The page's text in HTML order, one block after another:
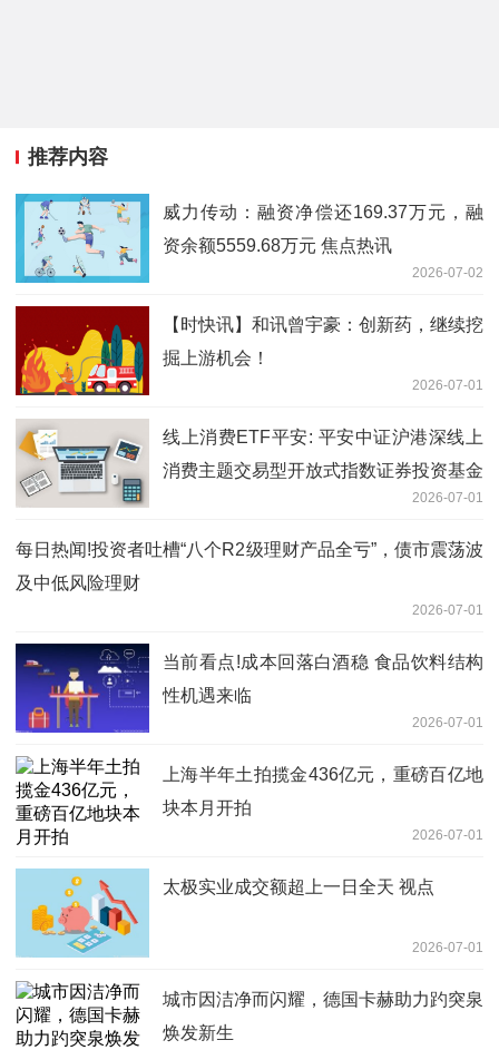
推荐内容
威力传动：融资净偿还169.37万元，融
资余额5559.68万元 焦点热讯
2026-07-02
【时快讯】和讯曾宇豪：创新药，继续挖
掘上游机会！
2026-07-01
线上消费ETF平安: 平安中证沪港深线上
消费主题交易型开放式指数证券投资基金
2026-07-01
每日热闻!投资者吐槽“八个R2级理财产品全亏”，债市震荡波
及中低风险理财
2026-07-01
当前看点!成本回落白酒稳 食品饮料结构
性机遇来临
2026-07-01
上海半年土拍揽金436亿元，重磅百亿地
块本月开拍
2026-07-01
太极实业成交额超上一日全天 视点
2026-07-01
城市因洁净而闪耀，德国卡赫助力趵突泉
焕发新生